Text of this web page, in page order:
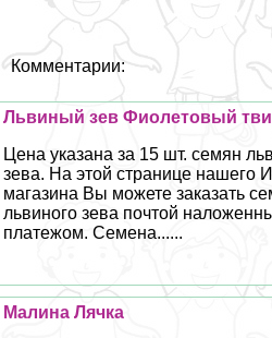
Комментарии:
Львиный зев Фиолетовый
Цена указана за 15 шт. семян
зева. На этой странице нашего
магазина Вы можете заказать
львиного зева почтой
платежом. Семена......
Малина Лячка